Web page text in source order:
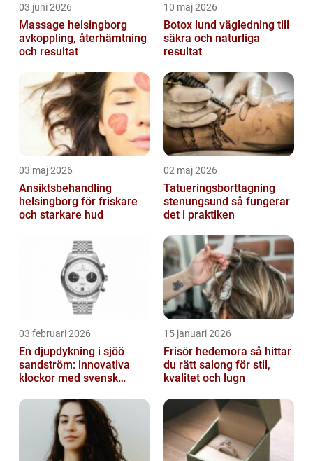
03 juni 2026
Massage helsingborg
avkoppling, återhämtning
och resultat
10 maj 2026
Botox lund vägledning till
säkra och naturliga
resultat
03 maj 2026
Ansiktsbehandling
helsingborg för friskare
och starkare hud
02 maj 2026
Tatueringsborttagning
stenungsund så fungerar
det i praktiken
03 februari 2026
En djupdykning i sjöö
sandström: innovativa
klockor med svensk
15 januari 2026
Frisör hedemora så hittar
du rätt salong för stil,
kvalitet och lugn